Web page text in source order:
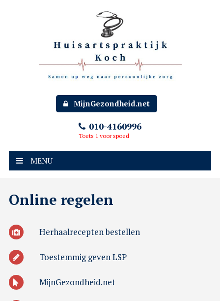
MijnGezondheid.net
010-4160996
Toets 1 voor spoed
MENU
Online regelen
Herhaalrecepten bestellen
Toestemmig geven LSP
MijnGezondheid.net